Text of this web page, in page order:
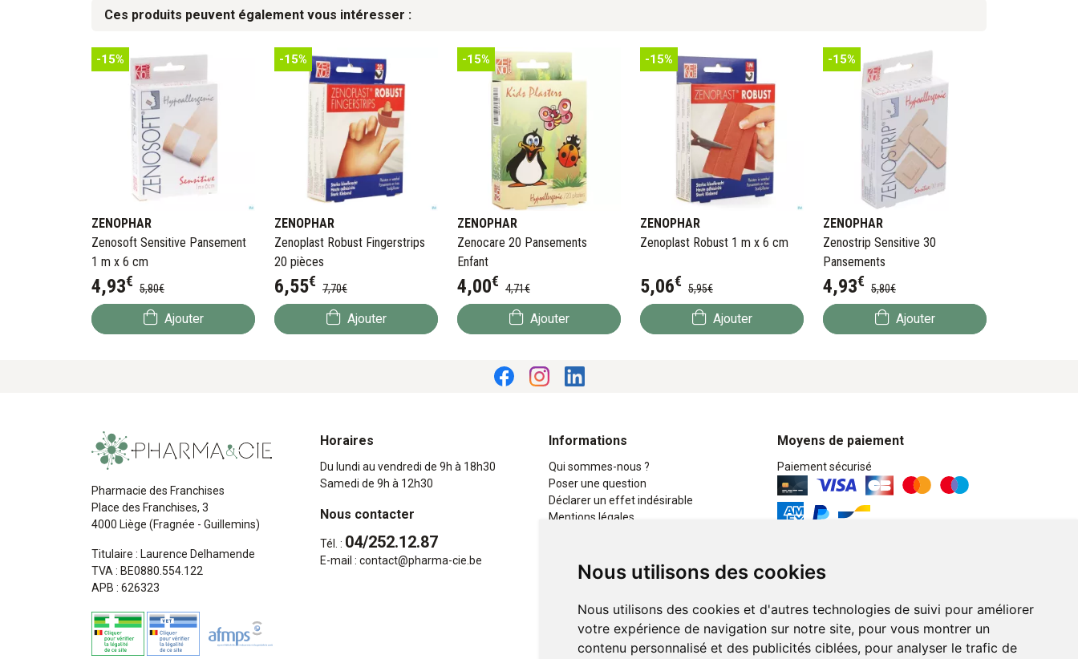
Nous utilisons des cookies
Nous utilisons des cookies et d'autres technologies de suivi pour améliorer
votre expérience de navigation sur notre site, pour vous montrer un
contenu personnalisé et des publicités ciblées, pour analyser le trafic de
Ces produits peuvent également vous intéresser :
-15%
ZENOPHAR
Zenosoft Sensitive Pansement
1 m x 6 cm
4,93€ 5,80€
Ajouter
-15%
ZENOPHAR
Zenoplast Robust Fingerstrips
20 pièces
6,55€ 7,70€
Ajouter
-15%
ZENOPHAR
Zenocare 20 Pansements
Enfant
4,00€ 4,71€
Ajouter
-15%
ZENOPHAR
Zenoplast Robust 1 m x 6 cm
5,06€ 5,95€
Ajouter
-15%
ZENOPHAR
Zenostrip Sensitive 30
Pansements
4,93€ 5,80€
Ajouter
Pharmacie des Franchises
Place des Franchises, 3
4000 Liège (Fragnée - Guillemins)
Titulaire : Laurence Delhamende
TVA : BE0880.554.122
APB : 626323
Horaires
Du lundi au vendredi de 9h à 18h30
Samedi de 9h à 12h30
Nous contacter
Tél. : 04/252.12.87
E-mail : contact@pharma-cie.be
Informations
Qui sommes-nous ?
Poser une question
Déclarer un effet indésirable
Mentions légales
Cookies
Mes préférences Cookies
Moyens de paiement
Paiement sécurisé
Retrait à la pharmacie en Click & Collect
Livraison cyclo-urbaines à Liège avec :